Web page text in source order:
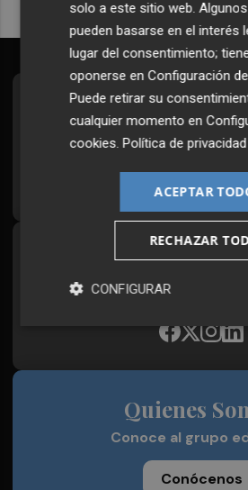
Suscríbete al
Todos los días a primera
Síguenos en
Plaza Podcast, desde
Quienes
Conoce al grupo
Conócenos
solo a este sitio web.
pueden basarse en el interés
lugar del consentimiento;
oponerse enConfiguración
Puede retirar su
cualquier momento en
cookies.Política de privacidad
ACEPTAR
RECHAZAR
CONFIGURAR